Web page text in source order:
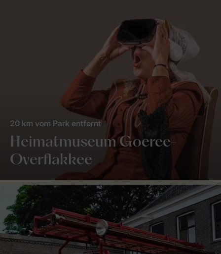
Heimatmuseum Goeree-
Overflakkee
20 km vom Park entfernt